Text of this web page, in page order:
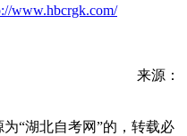
www.hbcrgk.com/
来源：
“湖北自考网”的，转载必